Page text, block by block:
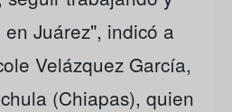
Juárez", indicó a
Velázquez García,
(Chiapas), quien